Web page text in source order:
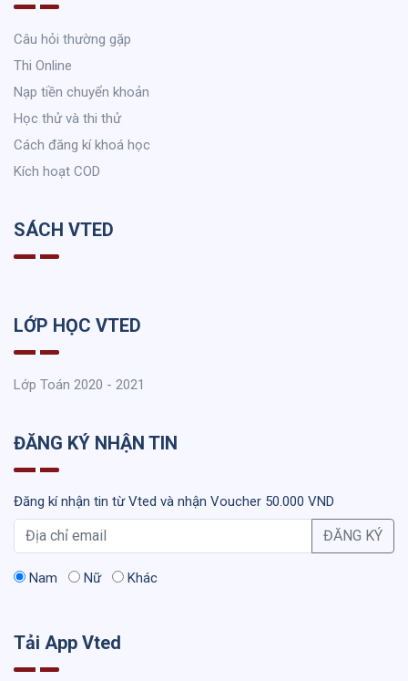
Câu hỏi thường gặp
Thi Online
Nạp tiền chuyển khoản
Học thử và thi thử
Cách đăng kí khoá học
Kích hoạt COD
SÁCH VTED
LỚP HỌC VTED
Lớp Toán 2020 - 2021
ĐĂNG KÝ NHẬN TIN
Đăng kí nhận tin từ Vted và nhận Voucher 50.000 VND
ĐĂNG KÝ
Nam Nữ Khác
Tải App Vted